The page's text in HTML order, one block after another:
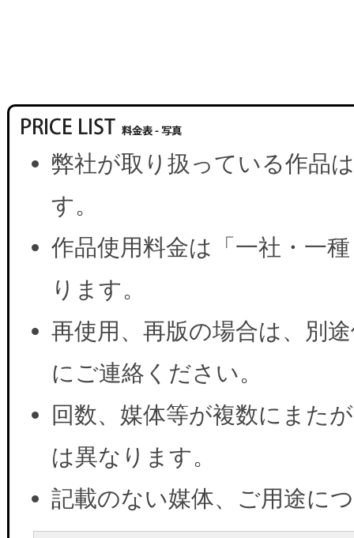
弊社が取り扱っている作品
す。
作品使用料金は「一社・一
ります。
再使用、再版の場合は、別
にご連絡ください。
回数、媒体等が複数にまた
は異なります。
記載のない媒体、ご用途に